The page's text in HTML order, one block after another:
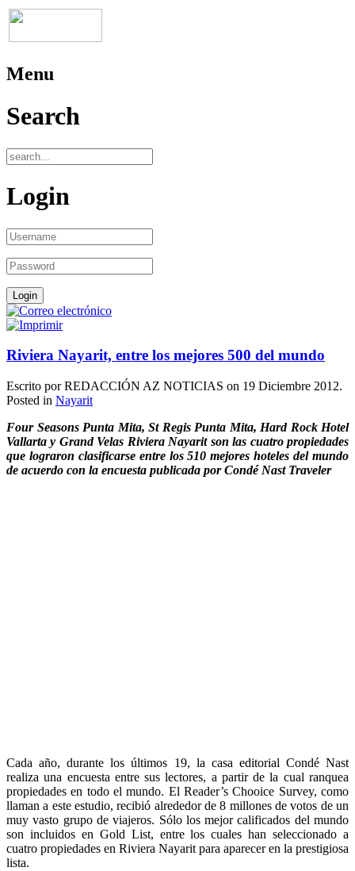
Menu
Search
Login
Riviera Nayarit, entre los mejores 500 del mundo
Escrito por REDACCIÓN AZ NOTICIAS on 19 Diciembre 2012.
Posted in Nayarit
Four Seasons Punta Mita, St Regis Punta Mita, Hard Rock Hotel
Vallarta y Grand Velas Riviera Nayarit son las cuatro propiedades
que lograron clasificarse entre los 510 mejores hoteles del mundo
de acuerdo con la encuesta publicada por Condé Nast Traveler
Cada año, durante los últimos 19, la casa editorial Condé Nast
realiza una encuesta entre sus lectores, a partir de la cual ranquea
propiedades en todo el mundo. El Reader’s Chooice Survey, como
llaman a este estudio, recibió alrededor de 8 millones de votos de un
muy vasto grupo de viajeros. Sólo los mejor calificados del mundo
son incluidos en Gold List, entre los cuales han seleccionado a
cuatro propiedades en Riviera Nayarit para aparecer en la prestigiosa
lista.